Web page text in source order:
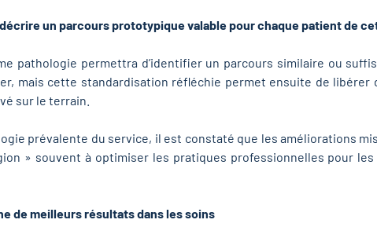
un parcours prototypique valable pour chaque patient de
pathologie permettra d’identifier un parcours similaire ou
mais cette standardisation réfléchie permet ensuite de libérer
sur le terrain.
prévalente du service, il est constaté que les améliorations
» souvent à optimiser les pratiques professionnelles pour
de meilleurs résultats dans les soins